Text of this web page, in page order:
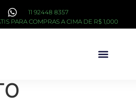
11 92448 8357
PARA COMPRAS A CIMA DE R$ 1,000